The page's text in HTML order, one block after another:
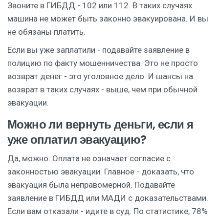
Звоните в ГИБДД - 102 или 112. В таких случаях
машина не может быть законно эвакуирована. И вы
не обязаны платить.
Если вы уже заплатили - подавайте заявление в
полицию по факту мошенничества. Это не просто
возврат денег - это уголовное дело. И шансы на
возврат в таких случаях - выше, чем при обычной
эвакуации.
Можно ли вернуть деньги, если я
уже оплатил эвакуацию?
Да, можно. Оплата не означает согласие с
законностью эвакуации. Главное - доказать, что
эвакуация была неправомерной. Подавайте
заявление в ГИБДД или МАДИ с доказательствами.
Если вам отказали - идите в суд. По статистике, 78%